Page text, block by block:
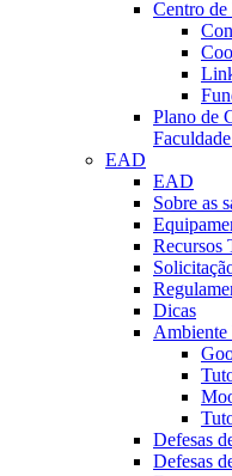
Centro
Plano de
EAD
EAD
Sobre as
Recursos
Dicas
Ambiente
Defesas
Defesas